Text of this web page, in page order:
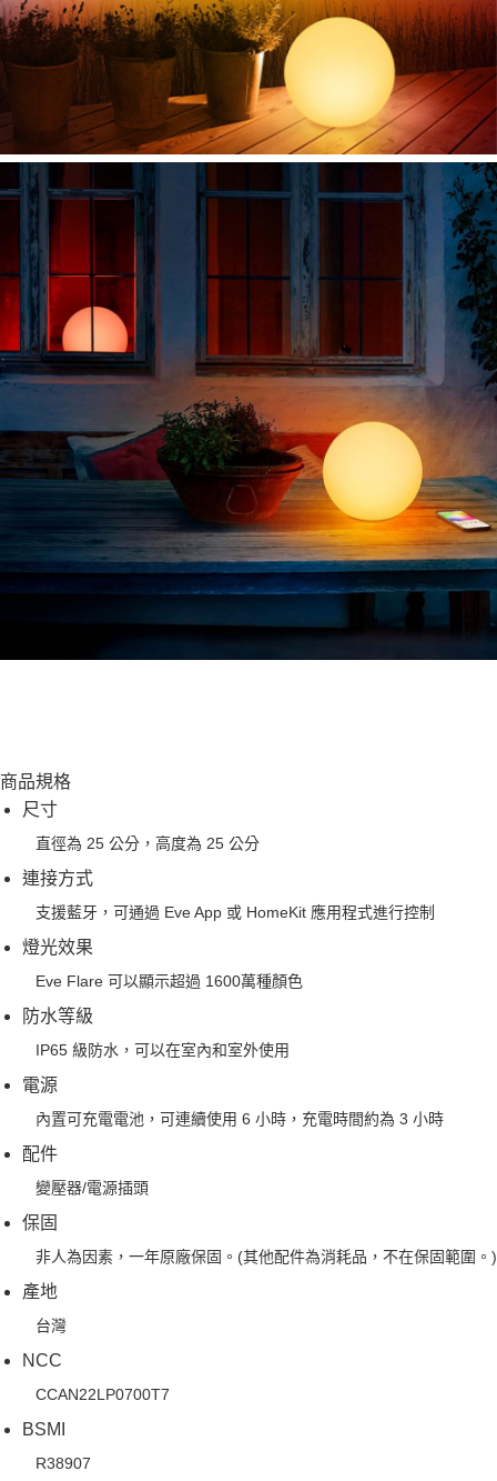
商品規格
尺寸
直徑為 25 公分，高度為 25 公分
連接方式
支援藍牙，可通過 Eve App 或 HomeKit 應用程式進行控制
燈光效果
Eve Flare 可以顯示超過 1600萬種顏色
防水等級
IP65 級防水，可以在室內和室外使用
電源
內置可充電電池，可連續使用 6 小時，充電時間約為 3 小時
配件
變壓器/電源插頭
保固
非人為因素，一年原廠保固。(其他配件為消耗品，不在保固範圍。)
產地
台灣
NCC
CCAN22LP0700T7
BSMI
R38907